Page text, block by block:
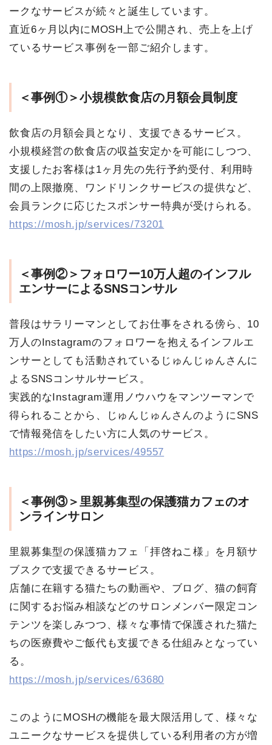
ークなサービスが続々と誕生しています。
直近6ヶ月以内にMOSH上で公開され、売上を上げ
ているサービス事例を一部ご紹介します。
＜事例①＞小規模飲食店の月額会員制度
飲食店の月額会員となり、支援できるサービス。
小規模経営の飲食店の収益安定かを可能にしつつ、
支援したお客様は1ヶ月先の先行予約受付、利用時
間の上限撤廃、ワンドリンクサービスの提供など、
会員ランクに応じたスポンサー特典が受けられる。
https://mosh.jp/services/73201
＜事例②＞フォロワー10万人超のインフル
エンサーによるSNSコンサル
普段はサラリーマンとしてお仕事をされる傍ら、10
万人のInstagramのフォロワーを抱えるインフルエ
ンサーとしても活動されているじゅんじゅんさんに
よるSNSコンサルサービス。
実践的なInstagram運用ノウハウをマンツーマンで
得られることから、じゅんじゅんさんのようにSNS
で情報発信をしたい方に人気のサービス。
https://mosh.jp/services/49557
＜事例③＞里親募集型の保護猫カフェのオ
ンラインサロン
里親募集型の保護猫カフェ「拝啓ねこ様」を月額サ
ブスクで支援できるサービス。
店舗に在籍する猫たちの動画や、ブログ、猫の飼育
に関するお悩み相談などのサロンメンバー限定コン
テンツを楽しみつつ、様々な事情で保護された猫た
ちの医療費やご飯代も支援できる仕組みとなってい
る。
https://mosh.jp/services/63680
このようにMOSHの機能を最大限活用して、様々な
ユニークなサービスを提供している利用者の方が増